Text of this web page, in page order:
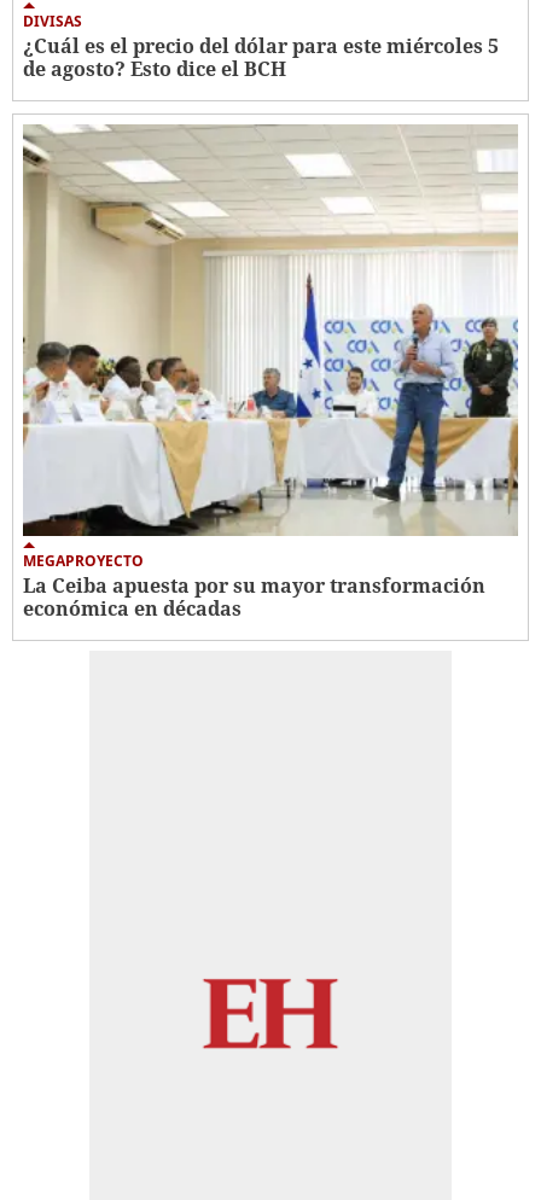
DIVISAS
¿Cuál es el precio del dólar para este miércoles 5
de agosto? Esto dice el BCH
MEGAPROYECTO
La Ceiba apuesta por su mayor transformación
económica en décadas